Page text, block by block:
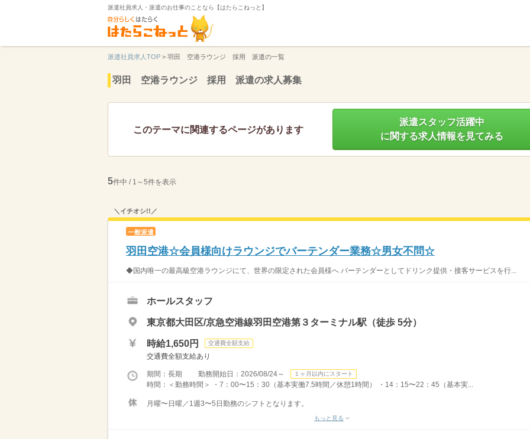
派遣社員求人・派遣のお仕事のことなら【はたらこねっと】
派遣社員求人TOP > 羽田 空港ラウンジ 採用 派遣の一覧
羽田 空港ラウンジ 採用 派遣の求人募集
このテーマに関連するページがあります
派遣スタッフ活躍中
に関する求人情報を見てみる
5件中 / 1～5件を表示
＼イチオシ!!／
一般派遣
羽田空港☆会員様向けラウンジでバーテンダー業務☆男女不問☆
◆国内唯一の最高級空港ラウンジにて、世界の限定された会員様へ バーテンダーとしてドリンク提供・接客サービスを行...
ホールスタッフ
東京都大田区/京急空港線羽田空港第３ターミナル駅（徒歩 5分）
時給1,650円 交通費全額支給
交通費全額支給あり
期間：長期 勤務開始日：2026/08/24～ １ヶ月以内にスタート
時間：＜勤務時間＞ ・7：00〜15：30（基本実働7.5時間／休憩1時間） ・14：15〜22：45（基本実...
月曜〜日曜／1週3〜5日勤務のシフトとなります。
もっと見る